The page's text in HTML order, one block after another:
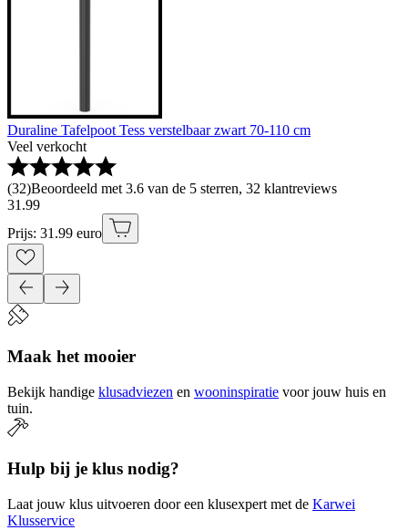
Duraline Tafelpoot Tess verstelbaar zwart 70-110 cm
Veel verkocht
(32)Beoordeeld met 3.6 van de 5 sterren, 32 klantreviews
31 .99
Prijs: 31.99 euro
Maak het mooier
Bekijk handige klusadviezen en wooninspiratie voor jouw huis en
tuin.
Hulp bij je klus nodig?
Laat jouw klus uitvoeren door een klusexpert met de Karwei
Klusservice